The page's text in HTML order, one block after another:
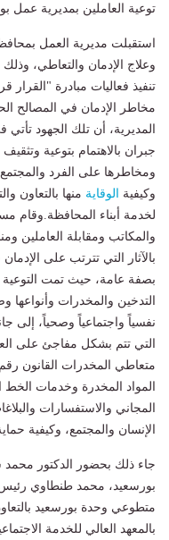
توعية العاملين بمديرية عمل
استقبلت مديرية العمل
وعلاج الإدمان والتعاطي،
تنفيذ فعاليات مبادرة "القرار
مخاطر الإدمان في المصالح
المديرية، أن تلك الجهود
جبران بالاهتمام بتوعية
ومخاطرها على الفرد
وكيفية
الوقاية منها بالتعاون
لخدمة أبناء المحافظة.وقام
والمكاتب ومقابلة العاملين
بالآثار التي تترتب على
بصفة عامة، حيث تمت التوعية
التدخين والمخدرات
نفسياً واجتماعياً وصحياً، إلى
التي تتم بشكل مفاجئ على
المجاني والاستفسارات
الإنسان والمجتمع، وكيفية
جاء ذلك بحضور الدكتور محمد
بورسعيد، محمد طنطاوي
متطوعي وحدة بورسعيد
بالمعهد العالي للخدمة